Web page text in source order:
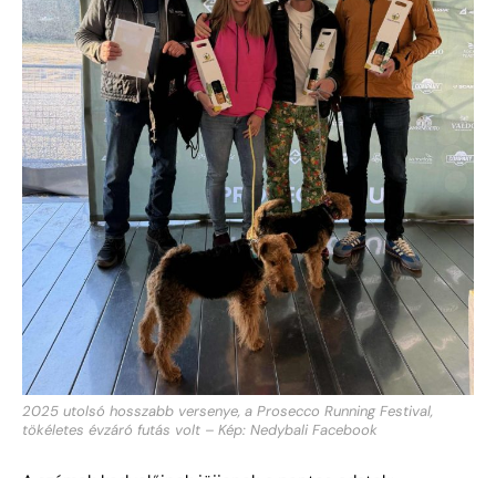
2025 utolsó hosszabb versenye, a Prosecco Running Festival,
tökéletes évzáró futás volt – Kép: Nedybali Facebook